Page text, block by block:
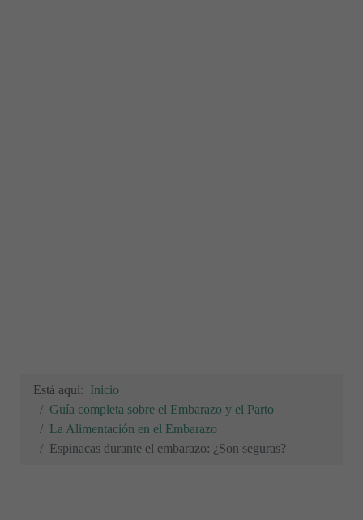
Está aquí: Inicio
Guía completa sobre el Embarazo y el Parto
La Alimentación en el Embarazo
Espinacas durante el embarazo: ¿Son seguras?